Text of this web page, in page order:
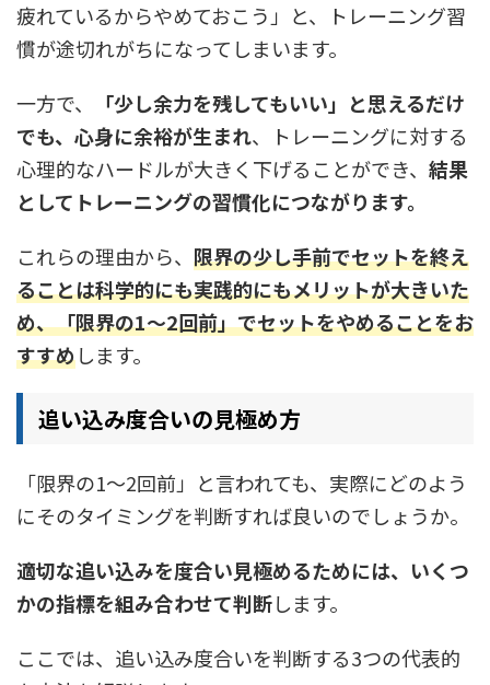
疲れているからやめておこう」と、トレーニング習
慣が途切れがちになってしまいます。
一方で、
「少し余力を残してもいい」と思えるだけ
でも、心身に余裕が生まれ、トレーニングに対する
心理的なハードルが大きく下げることができ、 結果
としてトレーニングの習慣化につながります。
これらの理由から、 限界の少し手前でセットを終え
ることは科学的にも実践的にもメリットが大きいた
め、「限界の1〜2回前」でセットをやめることをお
すすめします。
追い込み度合いの見極め方
「限界の1〜2回前」と言われても、実際にどのよう
にそのタイミングを判断すれば良いのでしょうか。
適切な追い込みを度合い見極めるためには、いくつ
かの指標を組み合わせて判断します。
ここでは、追い込み度合いを判断する3つの代表的